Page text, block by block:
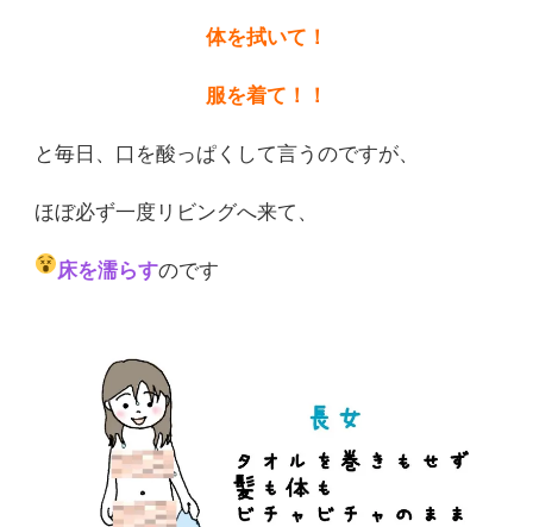
体を拭いて！
服を着て！！
と毎日、口を酸っぱくして言うのですが、
ほぼ必ず一度リビングへ来て、
床を濡らすのです